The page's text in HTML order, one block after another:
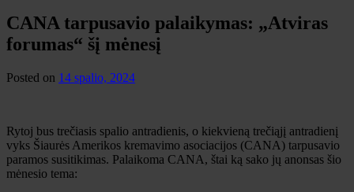
CANA tarpusavio palaikymas: „Atviras
forumas“ šį mėnesį
Posted on 14 spalio, 2024
Rytoj bus trečiasis spalio antradienis, o kiekvieną trečiąjį antradienį
vyks Šiaurės Amerikos kremavimo asociacijos (CANA) tarpusavio
paramos susitikimas. Palaikoma CANA, štai ką sako jų anonsas šio
mėnesio tema: